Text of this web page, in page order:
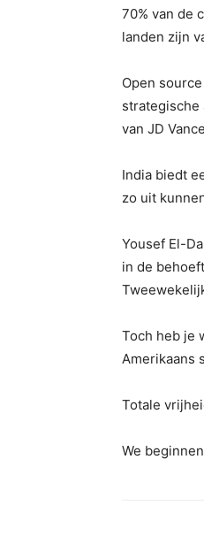
70% van de
landen zijn
Open
strategische
van JD
India biedt
zo uit
Yousef El-
in de
Toch heb je
Amerikaans
Totale
We